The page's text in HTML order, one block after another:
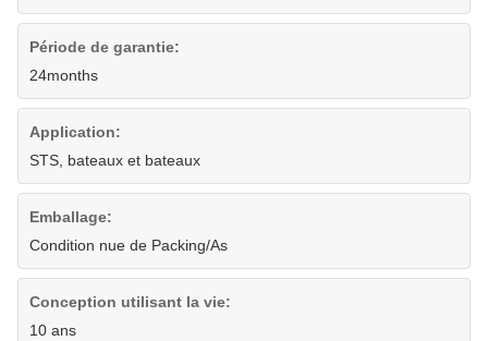
Période de garantie:
24months
Application:
STS, bateaux et bateaux
Emballage:
Condition nue de Packing/As
Conception utilisant la vie:
10 ans